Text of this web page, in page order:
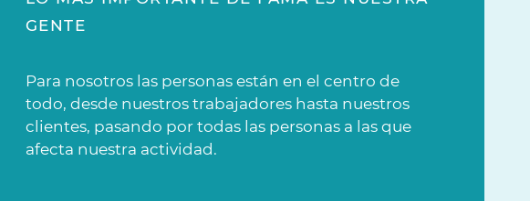
GENTE
Para nosotros las personas están en el centro de
todo, desde nuestros trabajadores hasta nuestros
clientes, pasando por todas las personas a las que
afecta nuestra actividad.